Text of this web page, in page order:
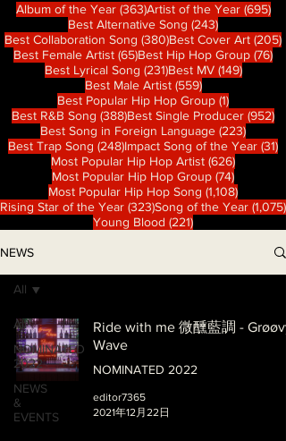
Album of the Year (363)363 篇文章
Artist of the Year (695)
Best Alternative Song (243)243 篇文章
Best Collaboration Song (380)380 篇文章
Best Cover Art (205)
Best Female Artist (65)65 篇文章
Best Hip Hop Group (76)76
Best Lyrical Song (231)231 篇文章
Best MV (149)149 篇文
Best Male Artist (559)559 篇文章
Best Popular Hip Hop Group (1)1 篇文章
Best R&B Song (388)388 篇文章
Best Single Producer (952)
Best Song in Foreign Language (223)223 篇
Best Trap Song (248)248 篇文章
Impact Song of the Year (31)
Most Popular Hip Hop Artist (626)626 篇文
Most Popular Hip Hop Group (74)74 篇文章
Most Popular Hip Hop Song (1,108)1,108 篇
Rising Star of the Year (323)323 篇文章
Song of the Year (1,075)
Young Blood (221)221 篇文章
NEWS
All
NOMINATED
2022
NEWS
&
EVENTS
All
Ride with me 微醺藍調 - Grøøvy
Wave
NOMINATED 2022
editor7365
2021年12月22日